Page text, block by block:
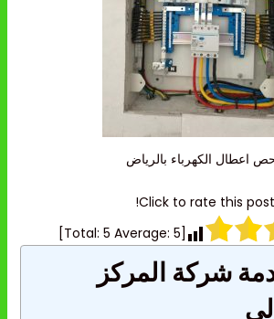
اعطال الكهرباء بالرياض
Click to rate this post!
[Total:
5 Average: 5
]
شركة المركز